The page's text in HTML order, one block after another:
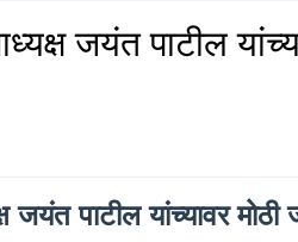
जयंत पाटील
जयंत पाटील यांच्यावर